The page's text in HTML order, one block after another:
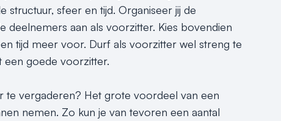
sfeer en tijd. Organiseer jij de
deelnemers aan als voorzitter. Kies bovendien
tijd meer voor. Durf als voorzitter wel streng te
een goede voorzitter.
te vergaderen? Het grote voordeel van een
nemen. Zo kun je van tevoren een aantal